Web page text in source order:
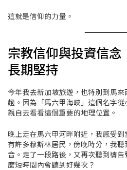
這就是信仰的力量。
宗教信仰與投資信
長期堅持
今年我去新加坡旅遊，也特別到馬
趟。因為「馬六甲海峽」這個名字
親自去看看這個重要的地理位置。
晚上走在馬六甲河畔附近，我感受
有許多穆斯林居民，傍晚時分，我
音。走了一段路後，又再次聽到禱
麼短時間內會聽到好幾次？